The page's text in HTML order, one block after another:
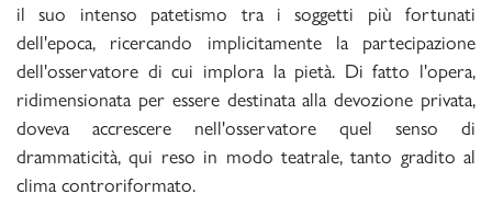
il suo intenso patetismo tra i soggetti più fortunati
dell'epoca, ricercando implicitamente la partecipazione
dell'osservatore di cui implora la pietà. Di fatto l'opera,
ridimensionata per essere destinata alla devozione privata,
doveva accrescere nell'osservatore quel senso di
drammaticità, qui reso in modo teatrale, tanto gradito al
clima controriformato.